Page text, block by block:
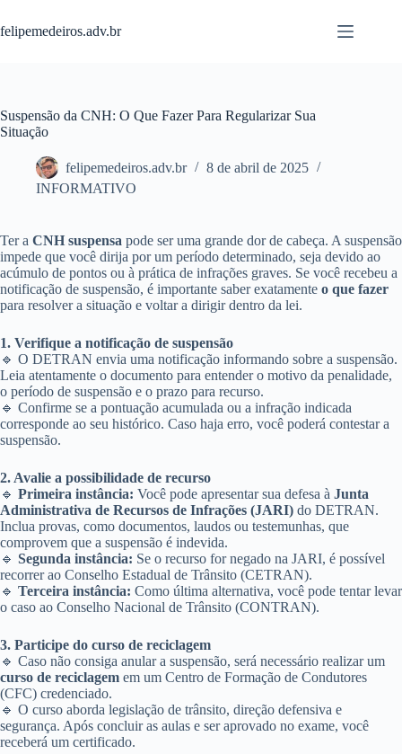
para
o
felipemedeiros.adv.br
Suspensão da CNH: O Que Fazer Para Regularizar Sua
Situação
felipemedeiros.adv.br
8 de abril de 2025
INFORMATIVO
Ter a CNH suspensa pode ser uma grande dor de cabeça. A suspensão
impede que você dirija por um período determinado, seja devido ao
acúmulo de pontos ou à prática de infrações graves. Se você recebeu a
notificação de suspensão, é importante saber exatamente o que fazer
para resolver a situação e voltar a dirigir dentro da lei.
1. Verifique a notificação de suspensão
🔹 O DETRAN envia uma notificação informando sobre a suspensão.
Leia atentamente o documento para entender o motivo da penalidade,
o período de suspensão e o prazo para recurso.
🔹 Confirme se a pontuação acumulada ou a infração indicada
corresponde ao seu histórico. Caso haja erro, você poderá contestar a
suspensão.
2. Avalie a possibilidade de recurso
🔹 Primeira instância: Você pode apresentar sua defesa à Junta
Administrativa de Recursos de Infrações (JARI) do DETRAN.
Inclua provas, como documentos, laudos ou testemunhas, que
comprovem que a suspensão é indevida.
🔹 Segunda instância: Se o recurso for negado na JARI, é possível
recorrer ao Conselho Estadual de Trânsito (CETRAN).
🔹 Terceira instância: Como última alternativa, você pode tentar levar
o caso ao Conselho Nacional de Trânsito (CONTRAN).
3. Participe do curso de reciclagem
🔹 Caso não consiga anular a suspensão, será necessário realizar um
curso de reciclagem em um Centro de Formação de Condutores
(CFC) credenciado.
🔹 O curso aborda legislação de trânsito, direção defensiva e
segurança. Após concluir as aulas e ser aprovado no exame, você
receberá um certificado.